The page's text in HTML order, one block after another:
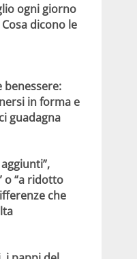
ogni giorno
dicono le
benessere:
in forma e
guadagna
o “a ridotto
che